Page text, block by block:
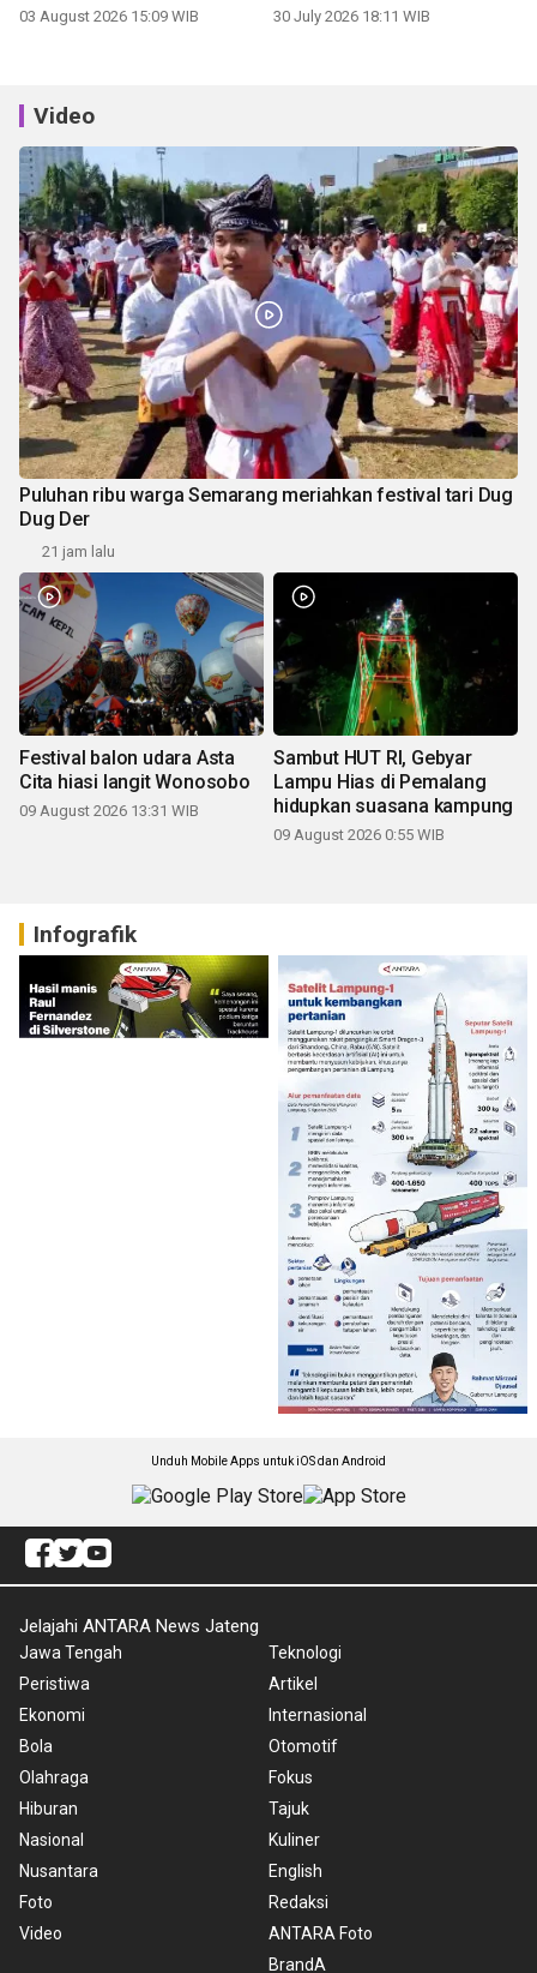
03 August 2026 15:09 WIB 30 July 2026 18:11 WIB
Video
Puluhan ribu warga Semarang meriahkan festival tari Dug
Dug Der
21 jam lalu
Festival balon udara Asta
Cita hiasi langit Wonosobo
09 August 2026 13:31 WIB
Sambut HUT RI, Gebyar
Lampu Hias di Pemalang
hidupkan suasana kampung
09 August 2026 0:55 WIB
Infografik
Unduh Mobile Apps untuk iOS dan Android
Jelajahi ANTARA News Jateng
Jawa Tengah
Peristiwa
Ekonomi
Bola
Olahraga
Hiburan
Nasional
Nusantara
Foto
Video
Teknologi
Artikel
Internasional
Otomotif
Fokus
Tajuk
Kuliner
English
Redaksi
ANTARA Foto
BrandA